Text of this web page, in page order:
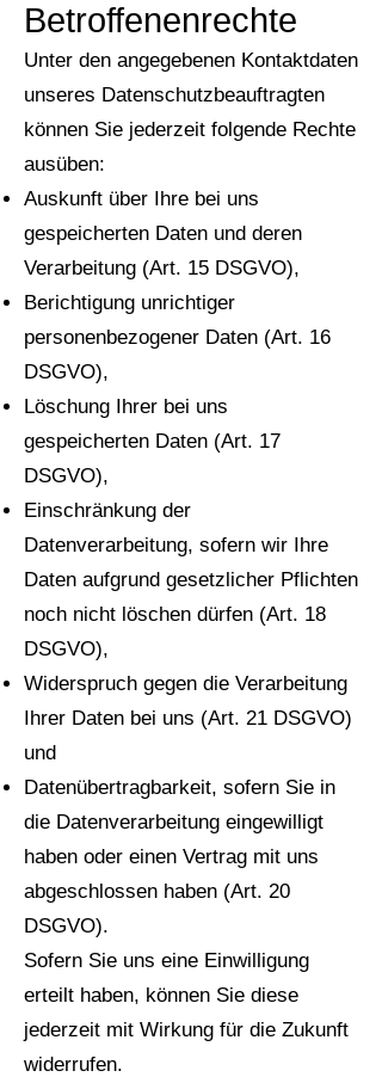
Betroffenenrechte
Unter den angegebenen Kontaktdaten
unseres Datenschutzbeauftragten
können Sie jederzeit folgende Rechte
ausüben:
Auskunft über Ihre bei uns
gespeicherten Daten und deren
Verarbeitung (Art. 15 DSGVO),
Berichtigung unrichtiger
personenbezogener Daten (Art. 16
DSGVO),
Löschung Ihrer bei uns
gespeicherten Daten (Art. 17
DSGVO),
Einschränkung der
Datenverarbeitung, sofern wir Ihre
Daten aufgrund gesetzlicher Pflichten
noch nicht löschen dürfen (Art. 18
DSGVO),
Widerspruch gegen die Verarbeitung
Ihrer Daten bei uns (Art. 21 DSGVO)
und
Datenübertragbarkeit, sofern Sie in
die Datenverarbeitung eingewilligt
haben oder einen Vertrag mit uns
abgeschlossen haben (Art. 20
DSGVO).
Sofern Sie uns eine Einwilligung
erteilt haben, können Sie diese
jederzeit mit Wirkung für die Zukunft
widerrufen.